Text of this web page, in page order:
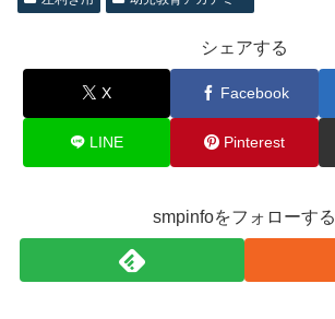
シェアする
X Facebook
LINE Pinterest
smpinfoをフォローする